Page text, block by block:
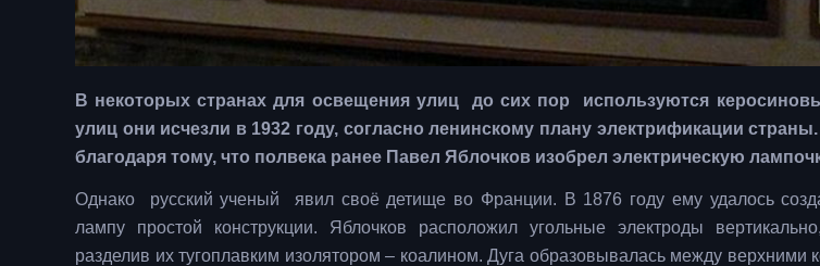
В некоторых странах для освещения улиц до сих пор используются
улиц они исчезли в 1932 году, согласно ленинскому плану электрификации
благодаря тому, что полвека ранее Павел Яблочков изобрел электрическую
Однако русский ученый явил своё детище во Франции. В 1876 году ему удалось
лампу простой конструкции. Яблочков расположил угольные электроды
разделив их тугоплавким изолятором – коалином. Дуга образовывалась между верхними